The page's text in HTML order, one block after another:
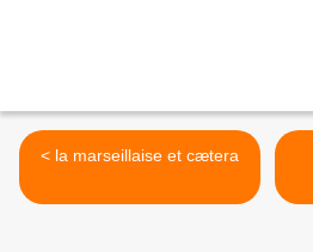
< la marseillaise et cætera